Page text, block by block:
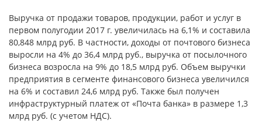
Выручка от продажи товаров, продукции, работ и услуг в
первом полугодии 2017 г. увеличилась на 6,1% и составила
80,848 млрд руб. В частности, доходы от почтового бизнеса
выросли на 4% до 36,4 млрд руб., выручка от посылочного
бизнеса возросла на 9% до 18,5 млрд руб. Объем выручки
предприятия в сегменте финансового бизнеса увеличился
на 6% и составил 24,6 млрд руб. Также был получен
инфраструктурный платеж от «Почта банка» в размере 1,3
млрд руб. (с учетом НДС).